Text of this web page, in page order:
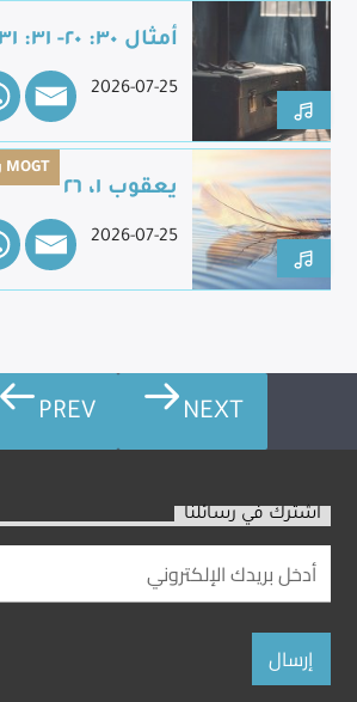
أمثال ٣٠: ٢٠- ٣١: ٣١
2026-07-25
رسالة النعمة والحق MOGT
يعقوب ١، ٢٦
2026-07-25
PREV NEXT
اشترك في رسائلنا